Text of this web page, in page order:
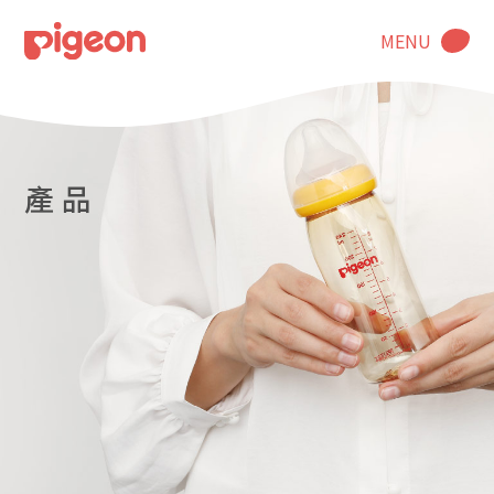
MENU
產 品